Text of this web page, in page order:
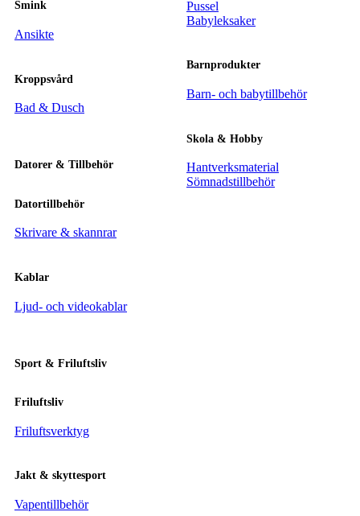
Smink
Ansikte
Kroppsvård
Bad & Dusch
Datorer & Tillbehör
Datortillbehör
Skrivare & skannrar
Kablar
Ljud- och videokablar
Sport & Friluftsliv
Friluftsliv
Friluftsverktyg
Jakt & skyttesport
Vapentillbehör
Pussel
Babyleksaker
Barnprodukter
Barn- och babytillbehör
Skola & Hobby
Hantverksmaterial
Sömnadstillbehör